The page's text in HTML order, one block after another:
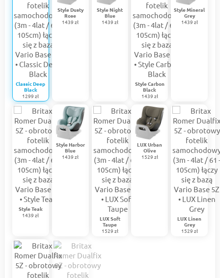
Classic Deep
Black
1299 zł
Style Dusty
Rose
1439 zł
Style Night
Blue
1439 zł
Style Carbon
Black
1439 zł
Style Mineral
Grey
1439 zł
Style Teak
1439 zł
Style Harbor
Blue
1439 zł
LUX Soft
Taupe
1529 zł
LUX Urban
Olive
1529 zł
LUX Linen
Grey
1529 zł